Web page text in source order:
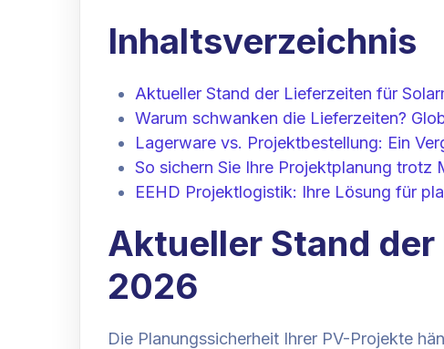
Inhaltsverzeichnis
Aktueller Stand der Lieferzeiten für
Warum schwanken die Lieferzeiten?
Lagerware vs. Projektbestellung: Ein
So sichern Sie Ihre Projektplanung trotz
EEHD Projektlogistik: Ihre Lösung für
Aktueller Stand
2026
Die Planungssicherheit Ihrer PV-Projekte